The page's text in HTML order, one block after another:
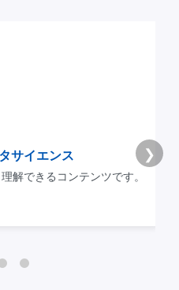
❯
サイエンス
解できるコンテンツです。